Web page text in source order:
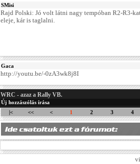
SMisi
Rajd Polski: Jó volt látni nagy tempóban R2-R3-
eleje, kár is taglalni.
Gaca
http://youtu.be/-0zA3wk8j8I
WRC - azaz a Rally VB.
Új hozzászólás írása
|<
<< < 1 2 3 4